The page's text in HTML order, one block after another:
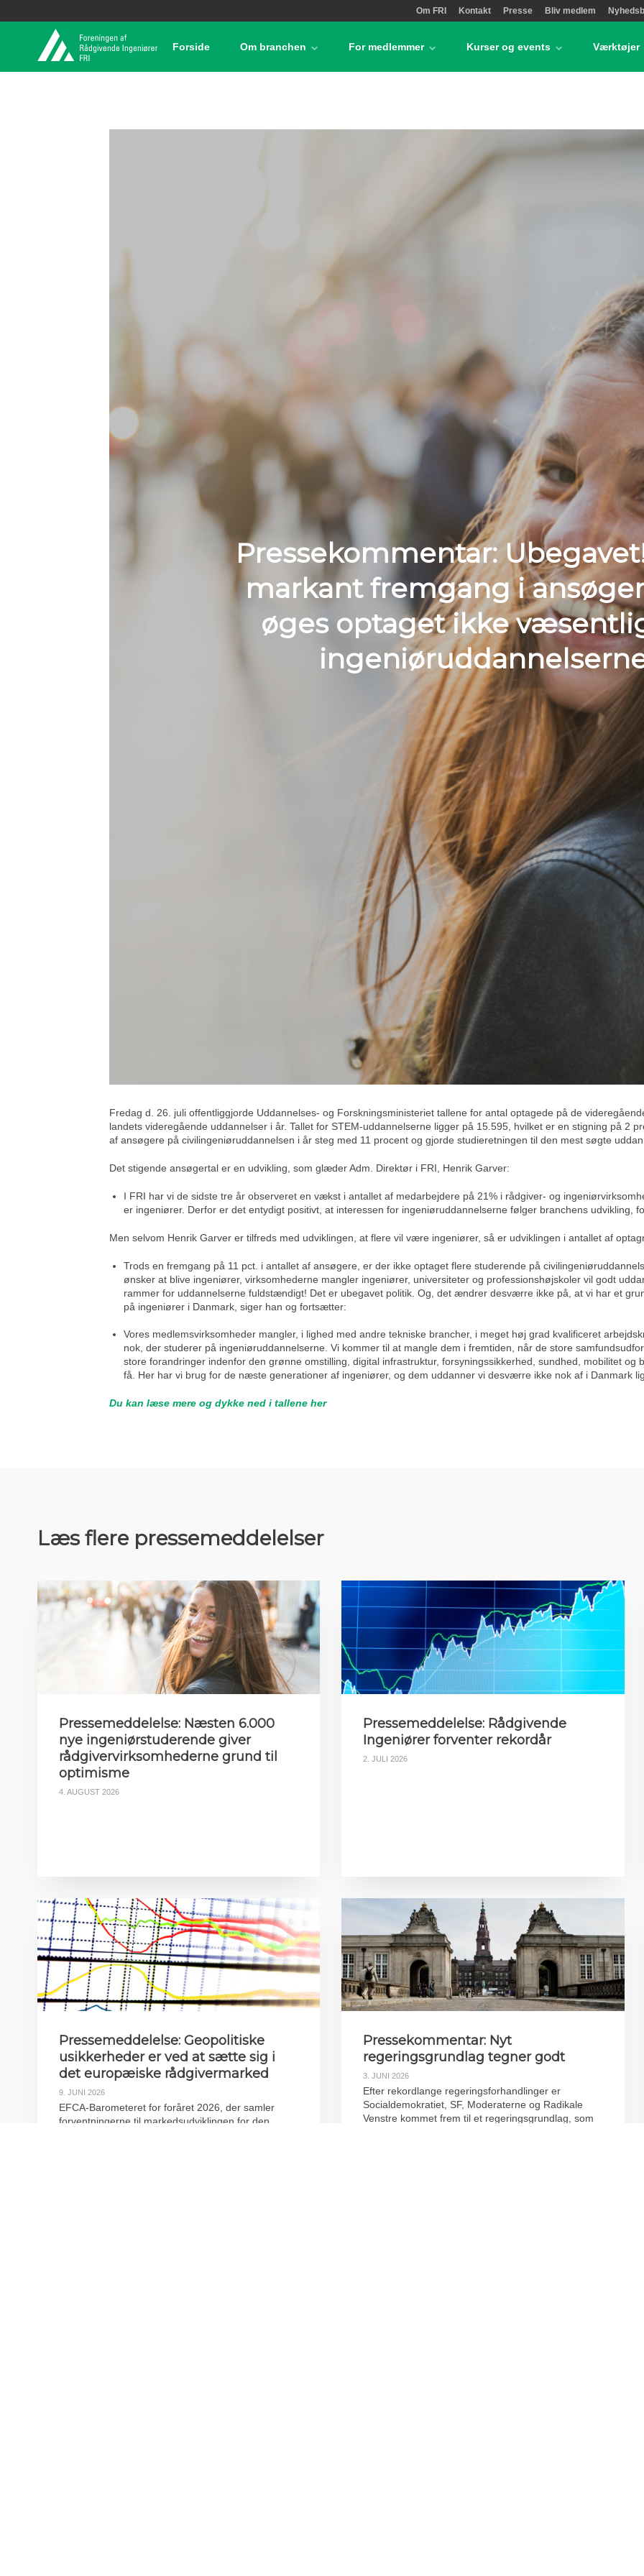
Om FRI Kontakt Presse Bliv medlem
Forside Om branchen For medlemmer Kurser og events Værktøjer
Pressekommentar:
markant fremgang i
øges optaget ikke
Fredag d. 26. juli offentliggjorde Uddannelses- og Forskningsministeriet tallene for antal optagede på de
landets videregående uddannelser i år. Tallet for STEM-uddannelserne ligger på 15.595, hvilket er en stigning på 2
af ansøgere på civilingeniøruddannelsen i år steg med 11 procent og gjorde studieretningen til den mest søgte
Det stigende ansøgertal er en udvikling, som glæder Adm. Direktør i FRI, Henrik Garver:
I FRI har vi de sidste tre år observeret en vækst i antallet af medarbejdere på 21% i rådgiver- og
er ingeniører. Derfor er det entydigt positivt, at interessen for ingeniøruddannelserne følger branchens udvikling,
Men selvom Henrik Garver er tilfreds med udviklingen, at flere vil være ingeniører, så er udviklingen i antallet af
Trods en fremgang på 11 pct. i antallet af ansøgere, er der ikke optaget flere studerende på
ønsker at blive ingeniører, virksomhederne mangler ingeniører, universiteter og professionshøjskoler vil godt
rammer for uddannelserne fuldstændigt! Det er ubegavet politik. Og, det ændrer desværre ikke på, at vi har et
på ingeniører i Danmark, siger han og fortsætter:
Vores medlemsvirksomheder mangler, i lighed med andre tekniske brancher, i meget høj grad kvalificeret
nok, der studerer på ingeniøruddannelserne. Vi kommer til at mangle dem i fremtiden, når de store
store forandringer indenfor den grønne omstilling, digital infrastruktur, forsyningssikkerhed, sundhed, mobilitet
få. Her har vi brug for de næste generationer af ingeniører, og dem uddanner vi desværre ikke nok af i Danmark
Du kan læse mere og dykke ned i tallene her
Læs flere pressemeddelelser
Pressemeddelelse: Næsten 6.000
nye ingeniørstuderende giver
rådgivervirksomhederne grund til
optimisme
4. AUGUST 2026
Pressemeddelelse: Rådgivende
Ingeniører forventer rekordår
2. JULI 2026
Pressemeddelelse: Geopolitiske
usikkerheder er ved at sætte sig i
det europæiske rådgivermarked
9. JUNI 2026
EFCA-Barometeret for foråret 2026, der samler
forventningerne til markedsudviklingen for den
Pressekommentar: Nyt
regeringsgrundlag tegner godt
3. JUNI 2026
Efter rekordlange regeringsforhandlinger er
Socialdemokratiet, SF, Moderaterne og Radikale
Venstre kommet frem til et regeringsgrundlag, som